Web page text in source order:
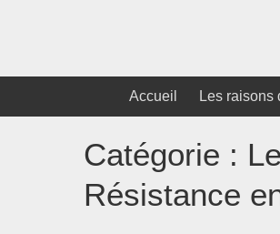
Accueil Les raisons
Catégorie :
Résistance